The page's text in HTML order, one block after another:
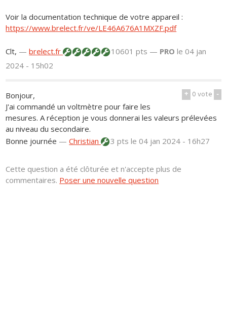
Voir la documentation technique de votre appareil :
https://www.brelect.fr/ve/LE46A676A1MXZF.pdf
Clt, —brelect.fr 10601 pts — PRO le 04 jan
2024 - 15h02
+ 0vote -
Bonjour,
J'ai commandé un voltmètre pour faire les
mesures. A réception je vous donnerai les valeurs prélevées
au niveau du secondaire.
Bonne journée —Christian 3 ptsle 04 jan 2024 - 16h27
Cette question a été clôturée et n'accepte plus de
commentaires. Poser une nouvelle question